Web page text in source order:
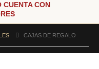
CUENTA CON
CAJAS DE REGALO